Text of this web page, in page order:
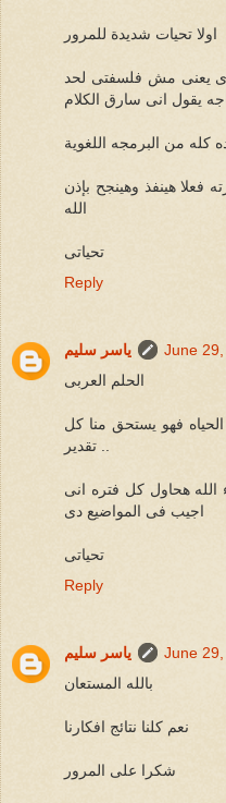
اولا تحيات شديدة للمرور
يعنى مش فلسفتى لحد
كله من البرمجه اللغوية
فعلا هينفذ وهينجح بإذن
الله
تحياتى
Reply
ياسر سليم
June
الحلم العربى
فهو يستحق منا كل
الله هحاول كل فتره انى
اجيب فى المواضيع دى
تحياتى
Reply
ياسر سليم
June
بالله المستعان
نعم كلنا نتائج افكارنا
شكرا على المرور